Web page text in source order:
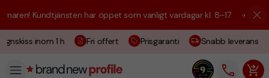
Kundtjänsten har öppet som vanligt vardagar kl. 8–17. ☀️ Vi är här
inom 1 h Fri offert Prisgaranti Snabb leverans